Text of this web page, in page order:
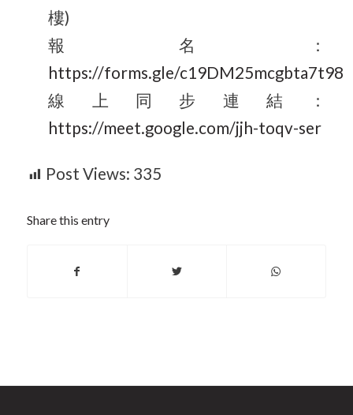
樓)
報名：
https://forms.gle/c19DM25mcgbta7t98
線上同步連結：
https://meet.google.com/jjh-toqv-ser
Post Views: 335
Share this entry